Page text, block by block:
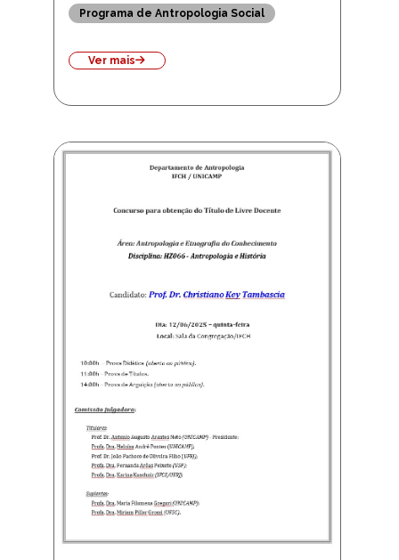
Ver mais
04 DE JUNHO ÀS 12H13
Concurso Público para